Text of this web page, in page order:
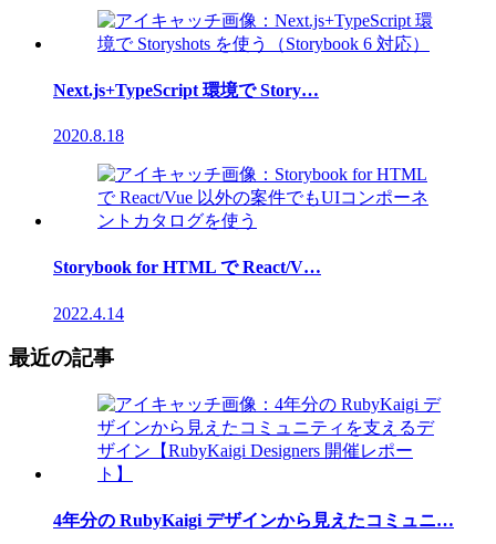
Next.js+TypeScript 環境で Story…
2020.8.18
Storybook for HTML で React/V…
2022.4.14
最近の記事
4年分の RubyKaigi デザインから見えたコミュニ…